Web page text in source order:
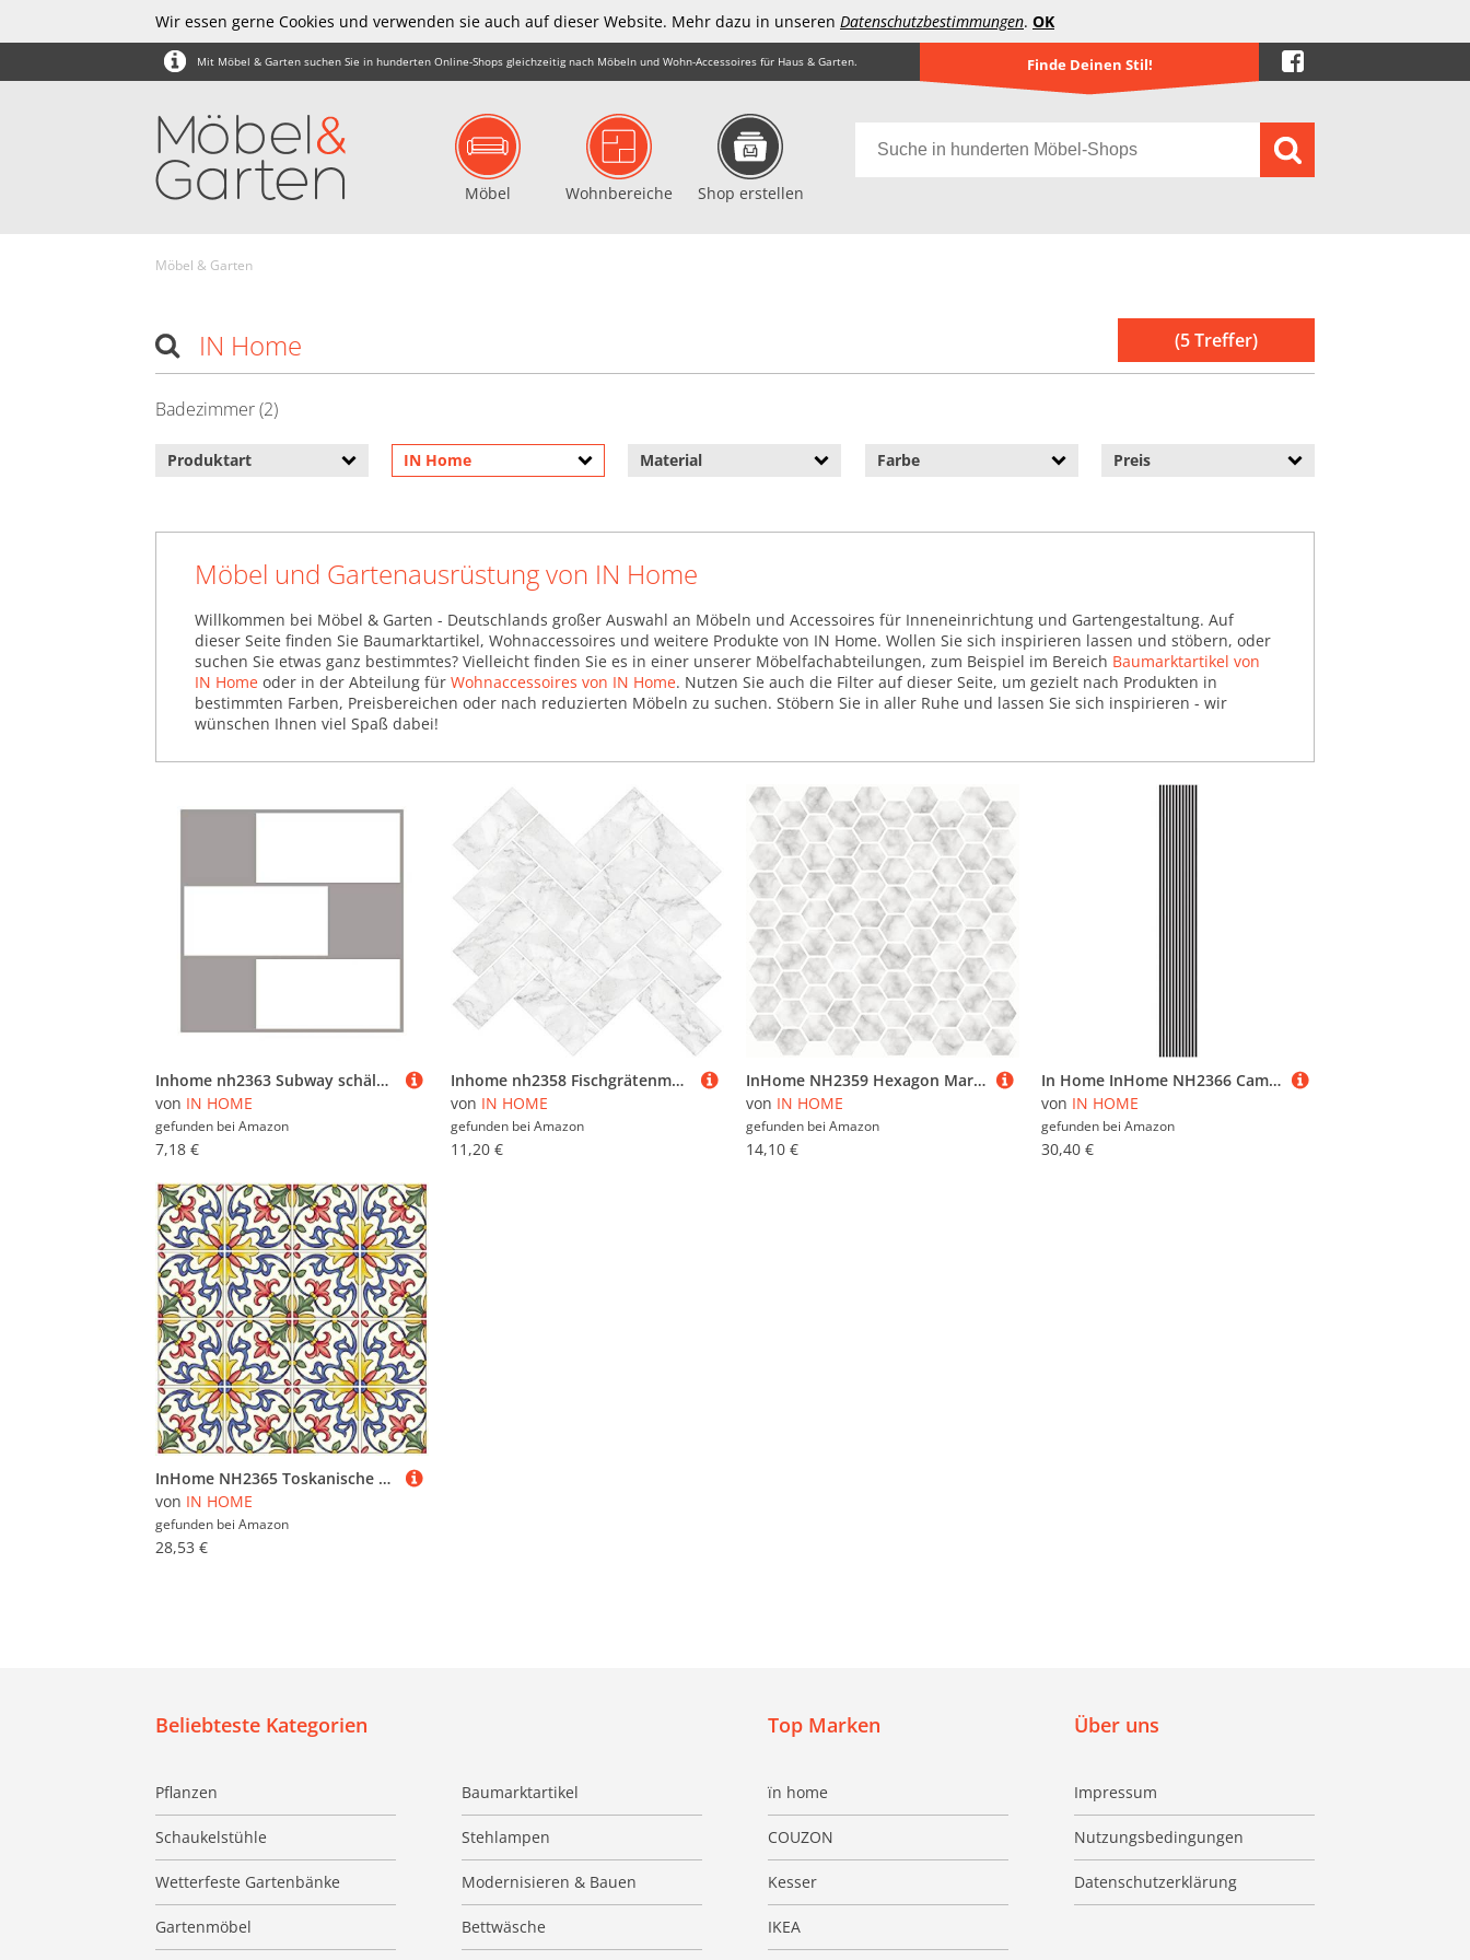
Wir essen gerne Cookies und verwenden sie auch auf dieser Website. Mehr dazu in unseren Datenschutzbestimmungen. OK
Mit Möbel & Garten suchen Sie in hunderten Online-Shops gleichzeitig nach Möbeln und Wohn-Accessoires für Haus & Garten. Finde Deinen Stil!
Möbel Wohnbereiche Shop erstellen
Möbel & Garten
(5 Treffer)
IN Home
Badezimmer (2)
Produktart IN Home Material Farbe Preis
Möbel und Gartenausrüstung von IN Home
Willkommen bei Möbel & Garten - Deutschlands großer Auswahl an Möbeln und Accessoires für Inneneinrichtung und Gartengestaltung. Auf
dieser Seite finden Sie Baumarktartikel, Wohnaccessoires und weitere Produkte von IN Home. Wollen Sie sich inspirieren lassen und stöbern, oder
suchen Sie etwas ganz bestimmtes? Vielleicht finden Sie es in einer unserer Möbelfachabteilungen, zum Beispiel im Bereich Baumarktartikel von
IN Home oder in der Abteilung für Wohnaccessoires von IN Home. Nutzen Sie auch die Filter auf dieser Seite, um gezielt nach Produkten in
bestimmten Farben, Preisbereichen oder nach reduzierten Möbeln zu suchen. Stöbern Sie in aller Ruhe und lassen Sie sich inspirieren - wir
wünschen Ihnen viel Spaß dabei!
Inhome nh2363 Subway schälen und Stick Duett Fliesen, weiß/creme
von IN HOME
gefunden bei Amazon
7,18 €
Inhome nh2358 Fischgrätenmuster Carrara schälen und Stick Duett Fliesen, weiß/creme
von IN HOME
gefunden bei Amazon
11,20 €
InHome NH2359 Hexagon Marble Peel and Stick Backsplash Fliesen, Weiß/gebrochenes Weiß, 25,4 x 25,4 cm
von IN HOME
gefunden bei Amazon
14,10 €
In Home InHome NH2366 Caming Line Buntglas-Aufkleber, Schwarz
von IN HOME
gefunden bei Amazon
30,40 €
InHome NH2365 Toskanische Fliesenfliesen, zum Abziehen und Aufkleben, mehrfarbig, 6,3 x 6,3 cm
von IN HOME
gefunden bei Amazon
28,53 €
Über uns
Impressum
Nutzungsbedingungen
Datenschutzerklärung
Beliebteste Kategorien
Pflanzen Baumarktartikel
Schaukelstühle Stehlampen
Wetterfeste Gartenbänke Modernisieren & Bauen
Gartenmöbel Bettwäsche
Top Marken
ïn home
COUZON
Kesser
IKEA